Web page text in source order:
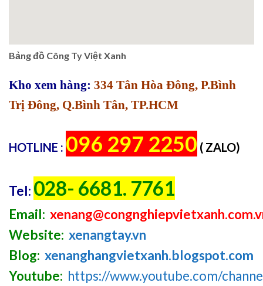
Bảng đồ Công Ty Việt Xanh
Kho xem hàng: 334 Tân Hòa Đông, P.Bình
Trị Đông, Q.Bình Tân, TP.HCM
HOTLINE : 096 297 2250 ( ZALO)
Tel: 028- 6681. 7761
Email:
Website: xenangtay.vn
Blog: xenanghangvietxanh.blogspot.com
Youtube: https://www.youtube.com/